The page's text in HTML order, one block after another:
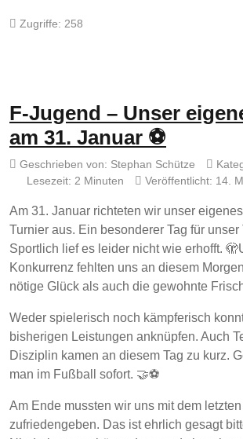
Zugriffe: 258
F-Jugend – Unser
am 31. Januar ⚽
Geschrieben von: Stephan Schütze
Lesezeit: 2 Minuten
Veröffentlicht: 14.
Am 31. Januar richteten wir unser
Turnier aus. Ein besonderer Tag für
Sportlich lief es leider nicht wie erhofft.
Konkurrenz fehlten uns an diesem
nötige Glück als auch die gewohnte
Weder spielerisch noch kämpferisch
bisherigen Leistungen anknüpfen. Auch
Disziplin kamen an diesem Tag zu kurz.
man im Fußball sofort. 🤝⚽
Am Ende mussten wir uns mit dem
zufriedengeben. Das ist ehrlich gesagt